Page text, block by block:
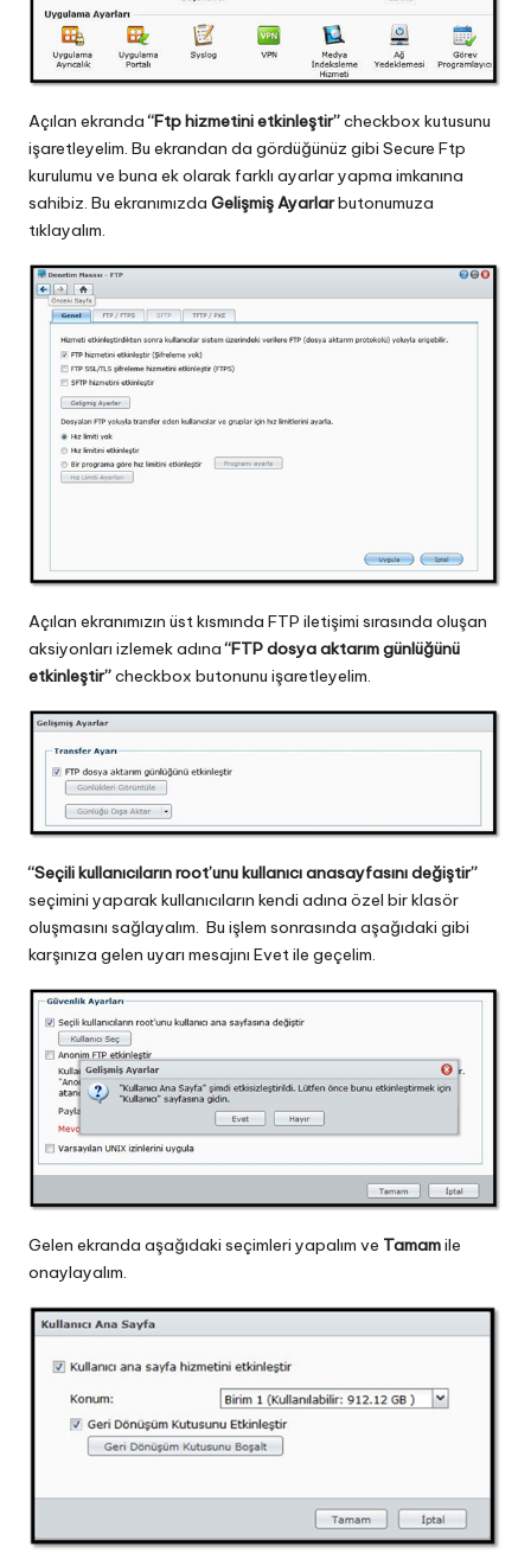
Açılan ekranda“Ftp hizmetini etkinleştir”checkbox kutusunu
işaretleyelim. Bu ekrandan da gördüğünüz gibi Secure Ftp
kurulumu ve buna ek olarak farklı ayarlar yapma imkanına
sahibiz. Bu ekranımızda Gelişmiş Ayarlarbutonumuza
tıklayalım.
Açılan ekranımızın üst kısmında FTP iletişimi sırasında oluşan
aksiyonları izlemek adına“FTP dosya aktarım günlüğünü
etkinleştir”checkbox butonunu işaretleyelim.
“Seçili kullanıcıların root’unu kullanıcı anasayfasını değiştir”
seçimini yaparak kullanıcıların kendi adına özel bir klasör
oluşmasını sağlayalım. Bu işlem sonrasında aşağıdaki gibi
karşınıza gelen uyarı mesajını Evet ile geçelim.
Gelen ekranda aşağıdaki seçimleri yapalım ve Tamamile
onaylayalım.